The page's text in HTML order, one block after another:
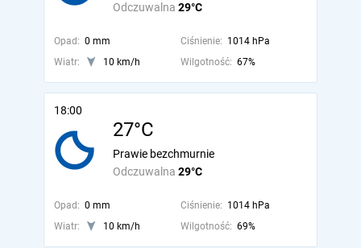
Odczuwalna 29°C
Opad: 0 mm Ciśnienie: 1014 hPa
Wiatr:
10 km/h Wilgotność: 67%
18:00
27°C
Odczuwalna 29°C
Prawie bezchmurnie
Opad: 0 mm Ciśnienie: 1014 hPa
Wiatr:
10 km/h Wilgotność: 69%